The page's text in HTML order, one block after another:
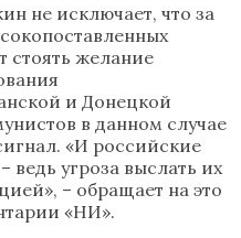
не исключает, что за
стоять желание
и Донецкой
в данном случае
«И российские
ведь угроза выслать их
– обращает на это
«НИ».